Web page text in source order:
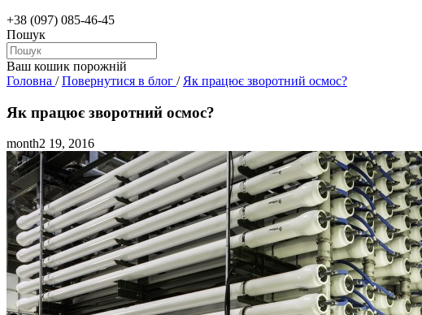
+38 (097) 085-46-45
Пошук
Ваш кошик порожній
Головна /Повернутися в блог / Як працює зворотний осмос?
Як працює зворотний осмос?
month2 19, 2016